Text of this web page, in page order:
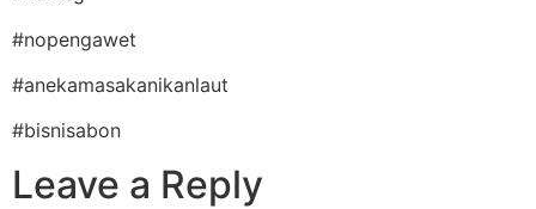
#nopengawet
#anekamasakanikanlaut
#bisnisabon
Leave a Reply